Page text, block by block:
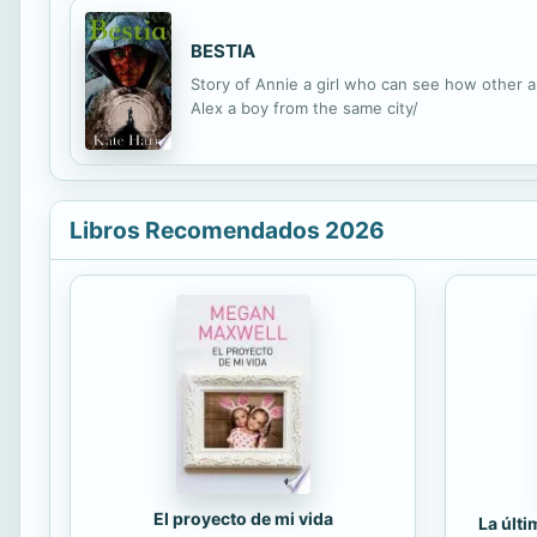
BESTIA
Story of Annie a girl who can see how other
Alex a boy from the same city/
Libros Recomendados 2026
El proyecto de mi vida La